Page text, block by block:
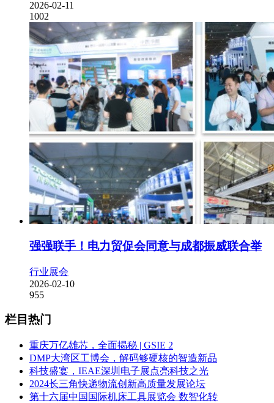
2026-02-11
1002
强强联手！电力贸促会同意与成都振威联合举
行业展会
2026-02-10
955
栏目热门
重庆万亿雄芯，全面揭秘 | GSIE 2
DMP大湾区工博会，解码够硬核的智造新品
科技盛宴，IEAE深圳电子展点亮科技之光
2024长三角快递物流创新高质量发展论坛
第十六届中国国际机床工具展览会 数智化转